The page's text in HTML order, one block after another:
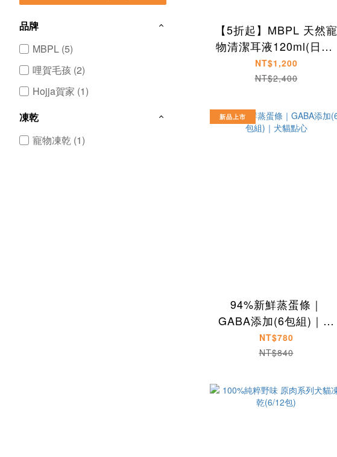
品牌
MBPL (5)
哩賀毛孩 (2)
Hojja賀家 (1)
凍乾
寵物凍乾 (1)
【5折起】MBPL 天然寵
物清潔耳液120ml(日製)
-犬貓適用
NT$1,200
NT$2,400
新品上市
94%新鮮蒸蛋條｜
GABA添加(6包組)｜犬
貓點心
NT$780
NT$840